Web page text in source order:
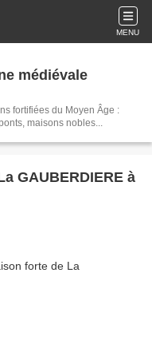
MENU
médiévale
fortifiées du Moyen Âge :
maisons nobles...
GAUBERDIERE à